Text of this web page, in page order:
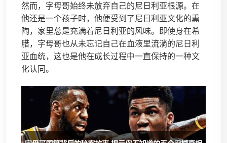
然而，字母哥始终未放弃自己的尼日利亚根源。在
他还是一个孩子时，他便受到了尼日利亚文化的熏
陶，家里总是充满着尼日利亚的风味。即使身在希
腊，字母哥也从未忘记自己在血液里流淌的尼日利
亚血统，这也是他在成长过程中一直保持的一种文
化认同。